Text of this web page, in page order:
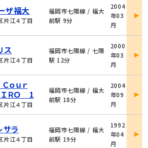
ザ福大
片江４丁目
福岡市七隈線 / 福大
前駅 9分
2004
年03
月
詳
ス
片江４丁目
福岡市七隈線 / 七隈
駅 12分
2000
年03
月
詳
ｏｕｒ
ＲＯ 1
片江４丁目
福岡市七隈線 / 福大
前駅 18分
2004
年09
月
詳
サラ
片江４丁目
福岡市七隈線 / 福大
前駅 19分
1992
年04
月
詳